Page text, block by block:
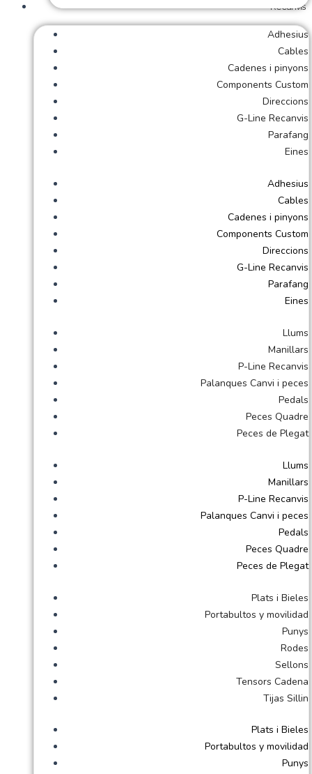
Recanvis
Adhesius
Cables
Cadenes i pinyons
Components Custom
Direccions
G-Line Recanvis
Parafang
Eines
Adhesius
Cables
Cadenes i pinyons
Components Custom
Direccions
G-Line Recanvis
Parafang
Eines
Llums
Manillars
P-Line Recanvis
Palanques Canvi i peces
Pedals
Peces Quadre
Peces de Plegat
Llums
Manillars
P-Line Recanvis
Palanques Canvi i peces
Pedals
Peces Quadre
Peces de Plegat
Plats i Bieles
Portabultos y movilidad
Punys
Rodes
Sellons
Tensors Cadena
Tijas Sillin
Plats i Bieles
Portabultos y movilidad
Punys